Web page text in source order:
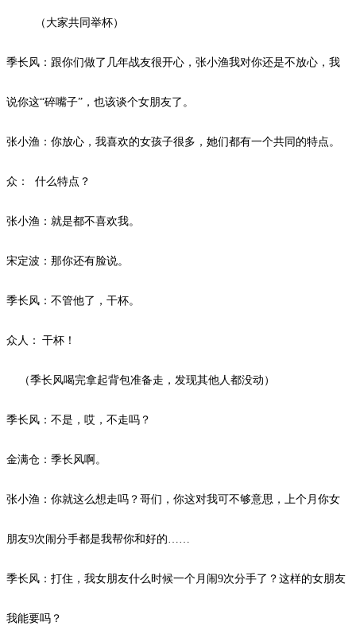
（大家共同举杯）
季长风：跟你们做了几年战友很开心，张小渔我对你还是不放心，我
说你这“碎嘴子”，也该谈个女朋友了。
张小渔：你放心，我喜欢的女孩子很多，她们都有一个共同的特点。
众： 什么特点？
张小渔：就是都不喜欢我。
宋定波：那你还有脸说。
季长风：不管他了，干杯。
众人： 干杯！
（季长风喝完拿起背包准备走，发现其他人都没动）
季长风：不是，哎，不走吗？
金满仓：季长风啊。
张小渔：你就这么想走吗？哥们，你这对我可不够意思，上个月你女
朋友9次闹分手都是我帮你和好的……
季长风：打住，我女朋友什么时候一个月闹9次分手了？这样的女朋友
我能要吗？